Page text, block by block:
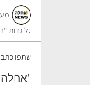
גל גדות
שתפו
"אחלה